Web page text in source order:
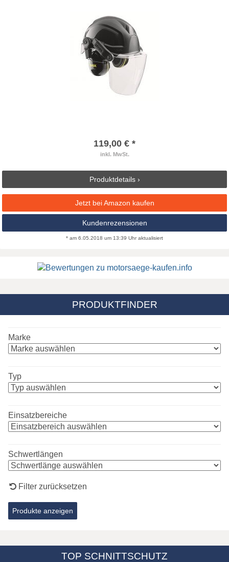
119,00 € *
inkl. MwSt.
Produktdetails ›
Jetzt bei Amazon kaufen
Kundenrezensionen
* am 6.05.2018 um 13:39 Uhr aktualisiert
PRODUKTFINDER
Marke
Typ
Einsatzbereiche
Schwertlängen
Filter zurücksetzen
TOP SCHNITTSCHUTZ